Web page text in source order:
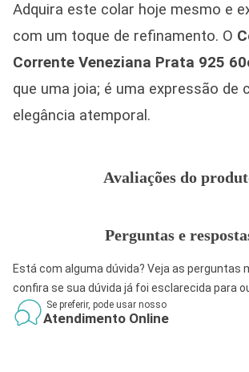
Adquira este colar hoje mesmo e
com um toque de refinamento. O
Corrente Veneziana Prata 925
que uma joia; é uma expressão de
elegância atemporal.
Avaliações do
Perguntas e
Está com alguma dúvida? Veja as perguntas
confira se sua dúvida já foi esclarecida para
Se preferir, pode usar nosso
Atendimento Online